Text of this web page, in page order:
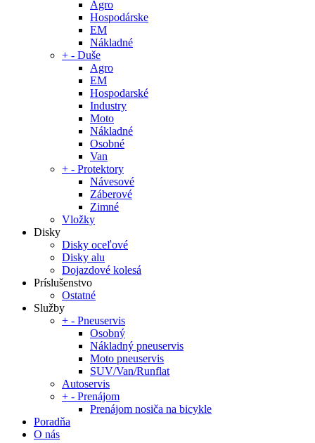
Agro
Hospodárske
EM
Nákladné
+ - Duše
Agro
EM
Hospodarské
Industry
Moto
Nákladné
Osobné
Van
+ - Protektory
Návesové
Záberové
Zimné
Vložky
Disky
Disky oceľové
Disky alu
Dojazdové kolesá
Príslušenstvo
Ostatné
Služby
+ - Pneuservis
Osobný
Nákladný pneuservis
Moto pneuservis
SUV/Van/Runflat
Autoservis
+ - Prenájom
Prenájom nosiča na bicykle
Poradňa
O nás